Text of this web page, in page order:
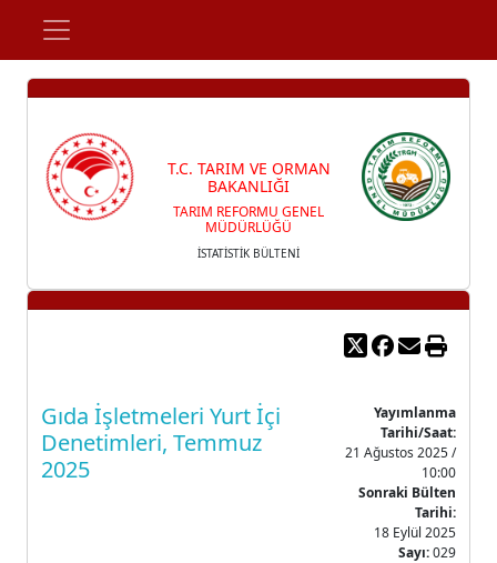
T.C. TARIM VE ORMAN
BAKANLIĞI
TARIM REFORMU GENEL
MÜDÜRLÜĞÜ
İSTATİSTİK BÜLTENİ
Gıda İşletmeleri Yurt İçi
Denetimleri, Temmuz
2025
Yayımlanma
Tarihi/Saat:
21 Ağustos 2025 /
10:00
Sonraki Bülten
Tarihi:
18 Eylül 2025
Sayı:029